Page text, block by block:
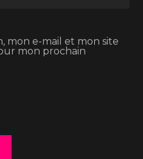
mon e-mail et mon site
mon prochain